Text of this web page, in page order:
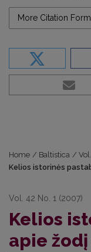
More Citation
Home / Baltistica /
Kelios istorinės
Vol. 42 No. 1 (2007)
Kelios
apie